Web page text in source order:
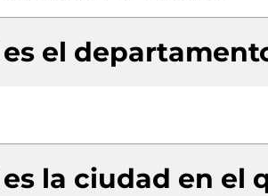
es el
es la ciudad en el